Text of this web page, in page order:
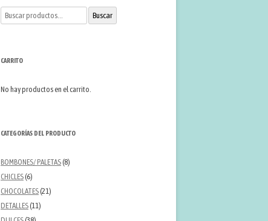
Buscar
por:
Buscar
CARRITO
No hay productos en el carrito.
CATEGORÍAS DEL PRODUCTO
BOMBONES/ PALETAS(8)
CHICLES(6)
CHOCOLATES(21)
DETALLES(11)